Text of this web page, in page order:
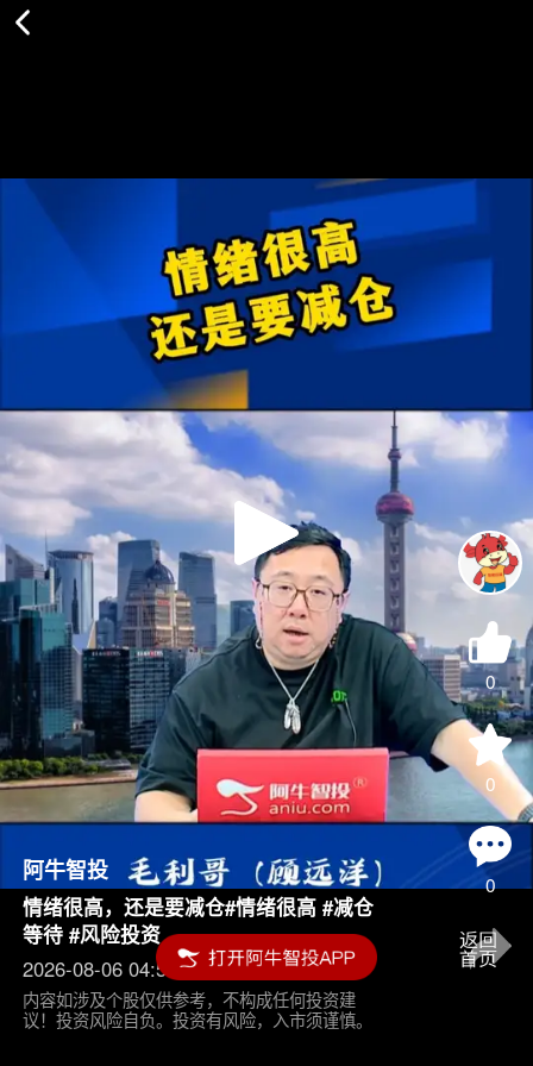
Play
Video
0
0
0
阿牛智投
情绪很高，还是要减仓#情绪很高 #减仓
等待 #风险投资
2026-08-06 04:55
内容如涉及个股仅供参考，不构成任何投资建
议！投资风险自负。投资有风险，入市须谨慎。